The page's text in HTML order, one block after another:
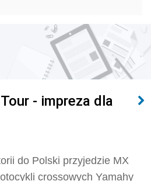
- impreza dla
do Polski przyjedzie MX
crossowych Yamahy